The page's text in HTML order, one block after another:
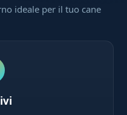
ideale per il tuo cane